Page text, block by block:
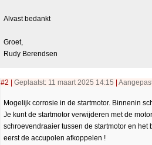
Alvast bedankt
Groet,
Rudy Berendsen
#2 Geplaatst: 11 maart 2025 14:15
Mogelijk corrosie in de startmotor. Binnenin
Je kunt de startmotor verwijderen met de
schroevendraaier tussen de startmotor en
eerst de accupolen afkoppelen !